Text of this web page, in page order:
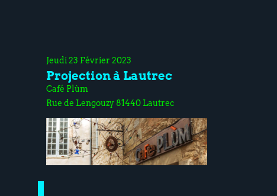
Jeudi 23 Février 2023
Projection à Lautrec
Café Plùm
Rue de Lengouzy 81440 Lautrec